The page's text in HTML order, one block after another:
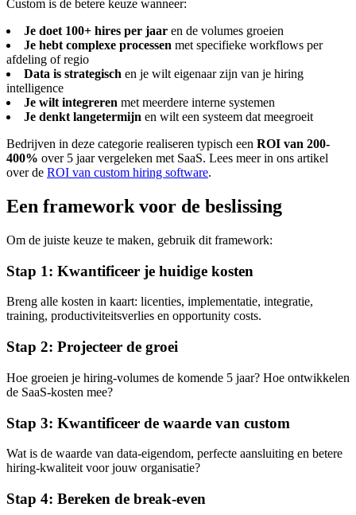
Custom is de betere keuze wanneer:
Je doet 100+ hires per jaar en de volumes groeien
Je hebt complexe processen met specifieke workflows per
afdeling of regio
Data is strategisch en je wilt eigenaar zijn van je hiring
intelligence
Je wilt integreren met meerdere interne systemen
Je denkt langetermijn en wilt een systeem dat meegroeit
Bedrijven in deze categorie realiseren typisch een ROI van 200-
400% over 5 jaar vergeleken met SaaS. Lees meer in ons artikel
over de ROI van custom hiring software.
Een framework voor de beslissing
Om de juiste keuze te maken, gebruik dit framework:
Stap 1: Kwantificeer je huidige kosten
Breng alle kosten in kaart: licenties, implementatie, integratie,
training, productiviteitsverlies en opportunity costs.
Stap 2: Projecteer de groei
Hoe groeien je hiring-volumes de komende 5 jaar? Hoe ontwikkelen
de SaaS-kosten mee?
Stap 3: Kwantificeer de waarde van custom
Wat is de waarde van data-eigendom, perfecte aansluiting en betere
hiring-kwaliteit voor jouw organisatie?
Stap 4: Bereken de break-even